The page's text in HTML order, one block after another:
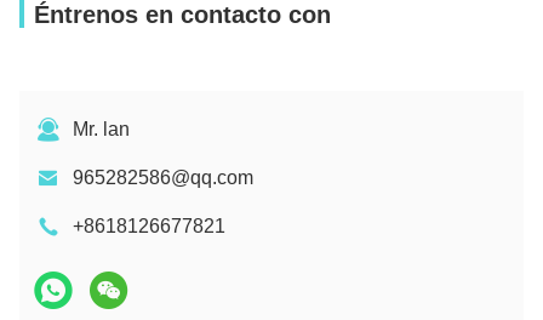
Éntrenos en contacto con
Mr. lan
965282586@qq.com
+8618126677821